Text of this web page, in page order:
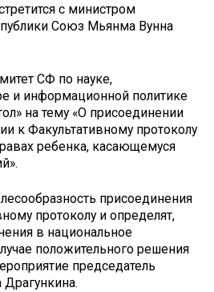
с министром
Союз Мьянма Вунна
СФ по науке,
и информационной политике
на тему «О присоединении
к Факультативному протоколу
ребенка, касающемуся
присоединения
протоколу и определят,
в национальное
положительного решения
председатель